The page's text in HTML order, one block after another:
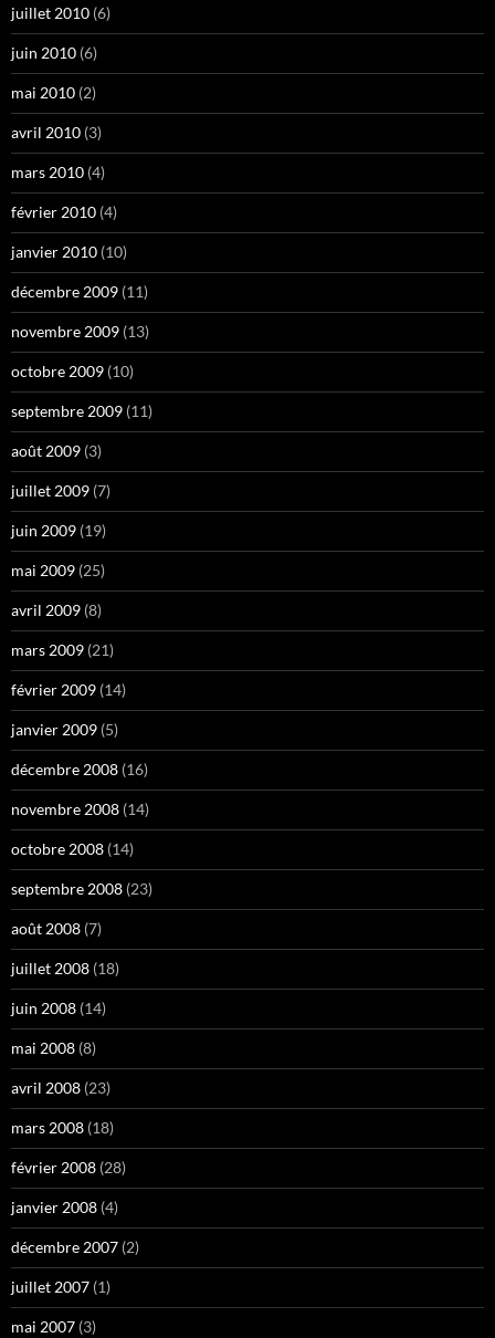
juillet 2010 (6)
juin 2010 (6)
mai 2010 (2)
avril 2010 (3)
mars 2010 (4)
février 2010 (4)
janvier 2010 (10)
décembre 2009 (11)
novembre 2009 (13)
octobre 2009 (10)
septembre 2009 (11)
août 2009 (3)
juillet 2009 (7)
juin 2009 (19)
mai 2009 (25)
avril 2009 (8)
mars 2009 (21)
février 2009 (14)
janvier 2009 (5)
décembre 2008 (16)
novembre 2008 (14)
octobre 2008 (14)
septembre 2008 (23)
août 2008 (7)
juillet 2008 (18)
juin 2008 (14)
mai 2008 (8)
avril 2008 (23)
mars 2008 (18)
février 2008 (28)
janvier 2008 (4)
décembre 2007 (2)
juillet 2007 (1)
mai 2007 (3)